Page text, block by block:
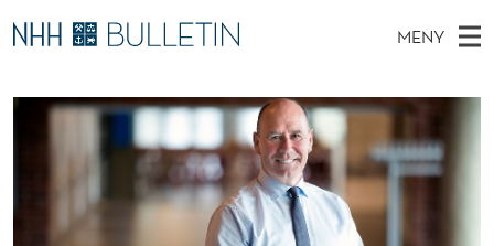
F
O
R
A
MENY
O
Ø
Stipendiater og nye forskerprofiler
Disputaser
Ekspertutvalg